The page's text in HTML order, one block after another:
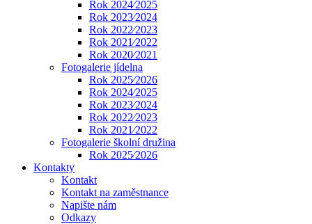
Rok 2024⁄2025
Rok 2023⁄2024
Rok 2022⁄2023
Rok 2021⁄2022
Rok 2020⁄2021
Fotogalerie jídelna
Rok 2025⁄2026
Rok 2024⁄2025
Rok 2023⁄2024
Rok 2022⁄2023
Rok 2021⁄2022
Fotogalerie školní družina
Rok 2025⁄2026
Kontakty
Kontakt
Kontakt na zaměstnance
Napište nám
Odkazy